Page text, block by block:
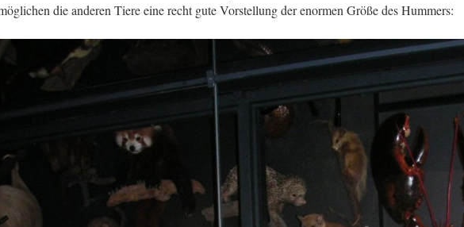
die anderen Tiere eine recht gute Vorstellung der enormen Größe des Hummers: